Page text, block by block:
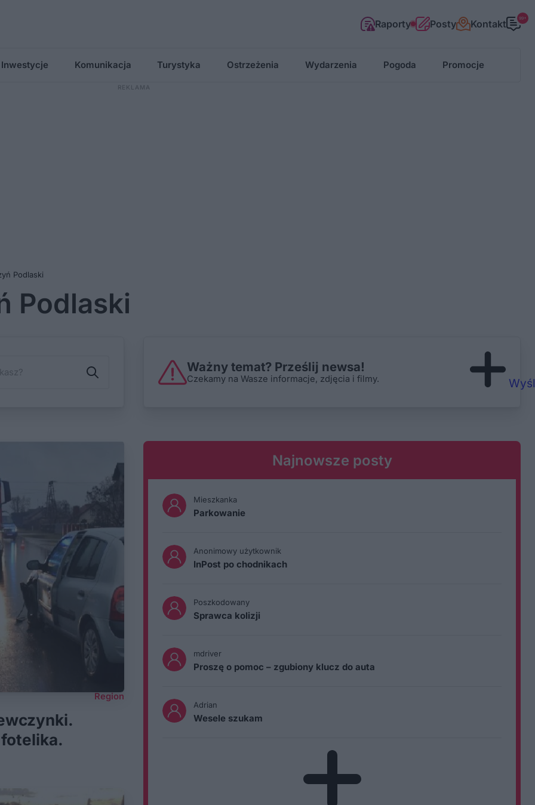
Raporty Posty Kontakt 99+
Inwestycje Komunikacja Turystyka Ostrzeżenia Wydarzenia Pogoda Promocje
Podlaski
Podlaski
Ważny temat? Prześlij newsa!
Czekamy na Wasze informacje, zdjęcia i filmy.
Region
fotelika.
Najnowsze posty
Mieszkanka
Parkowanie
Anonimowy użytkownik
InPost po chodnikach
Poszkodowany
Sprawca kolizji
mdriver
Proszę o pomoc – zgubiony klucz do auta
Adrian
Wesele szukam